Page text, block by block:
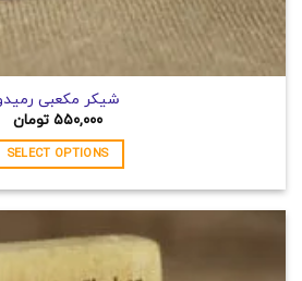
شیکر مکعبی رمیدو
۵۵۰,۰۰۰ تومان
SELECT OPTIONS
انواع